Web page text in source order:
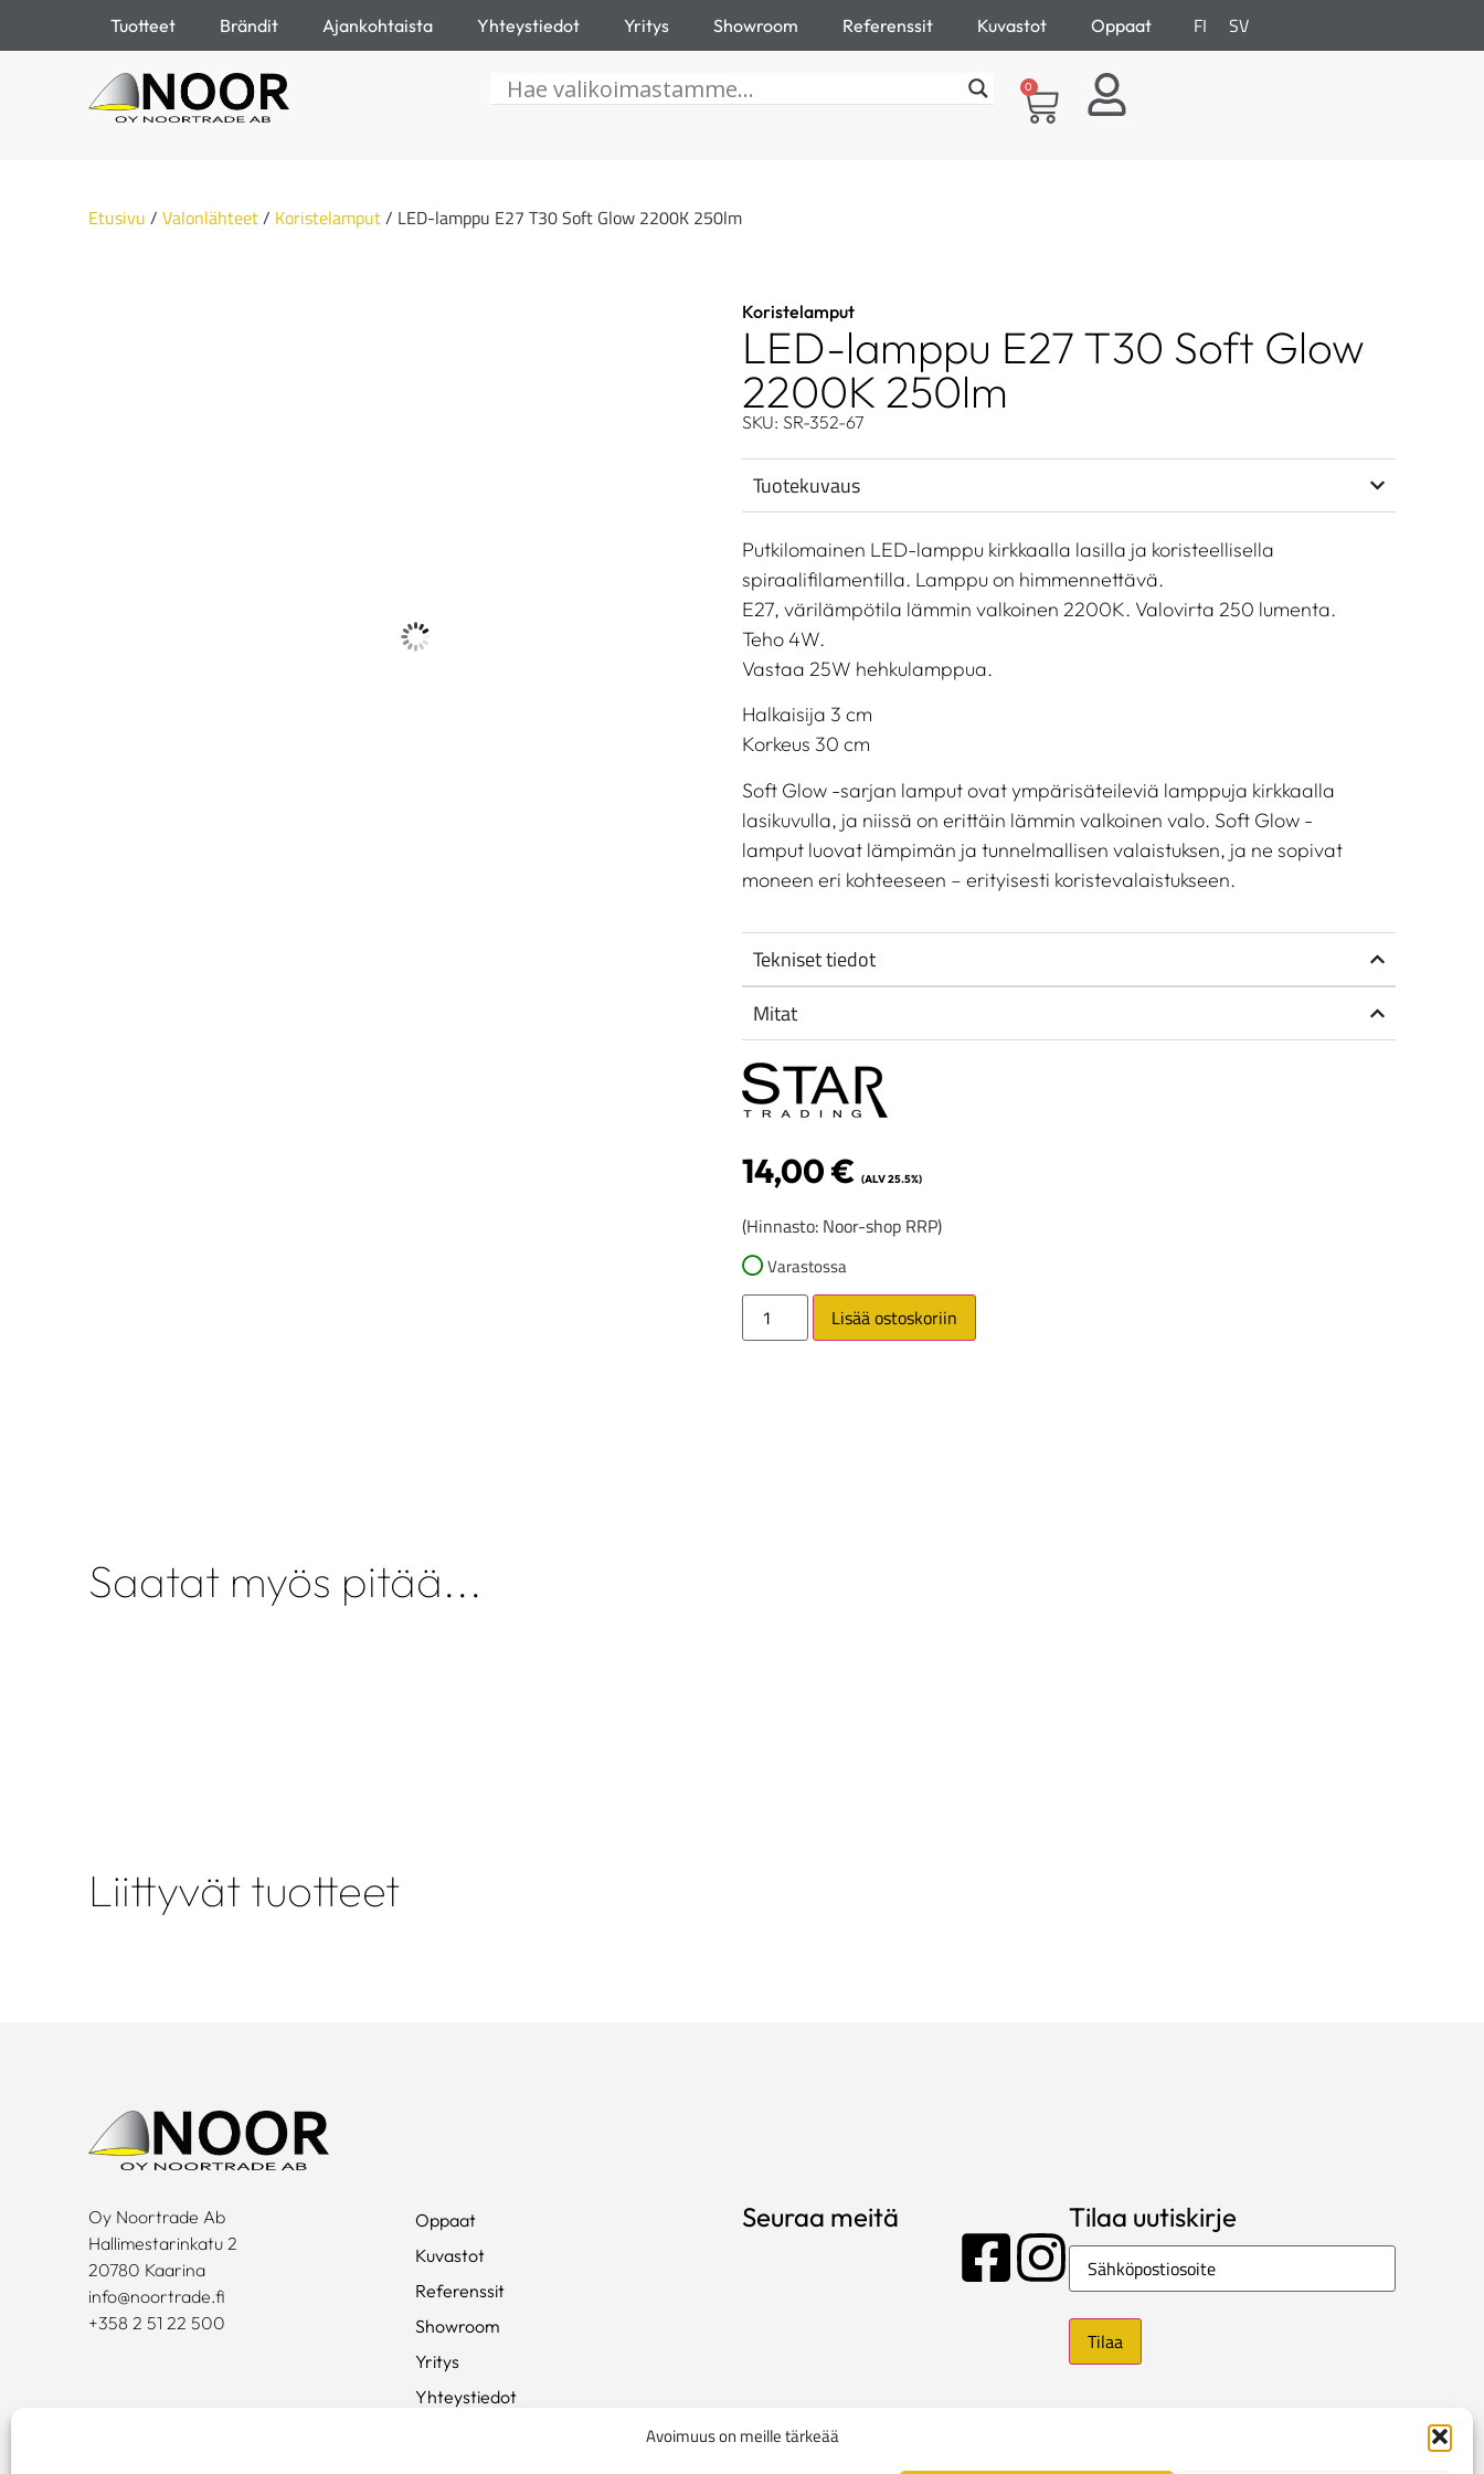
Avoimuus on meille tärkeää
Tuotteet Brändit Ajankohtaista Yhteystiedot Yritys Showroom Referenssit Kuvastot Oppaat FI SV
0
Etusivu / Valonlähteet/ Koristelamput/ LED-lamppu E27 T30 Soft Glow 2200K 250lm
Koristelamput
LED-lamppu E27 T30 Soft Glow
2200K 250lm
SKU: SR-352-67
Tuotekuvaus
Putkilomainen LED-lamppu kirkkaalla lasilla ja koristeellisella
spiraalifilamentilla. Lamppu on himmennettävä.
E27, värilämpötila lämmin valkoinen 2200K. Valovirta 250 lumenta.
Teho 4W.
Vastaa 25W hehkulamppua.
Halkaisija 3 cm
Korkeus 30 cm
Soft Glow -sarjan lamput ovat ympärisäteileviä lamppuja kirkkaalla
lasikuvulla, ja niissä on erittäin lämmin valkoinen valo. Soft Glow -
lamput luovat lämpimän ja tunnelmallisen valaistuksen, ja ne sopivat
moneen eri kohteeseen – erityisesti koristevalaistukseen.
Tekniset tiedot
Mitat
14,00€ (ALV 25.5%)
(Hinnasto: Noor-shop RRP)
Varastossa
Lisää ostoskoriin
Saatat myös pitää...
Liittyvät tuotteet
Oy Noortrade Ab
Hallimestarinkatu 2
20780 Kaarina
info@noortrade.fi
+358 2 51 22 500
Oppaat
Kuvastot
Referenssit
Showroom
Yritys
Yhteystiedot
Seuraa meitä Tilaa uutiskirje
Sähköposti